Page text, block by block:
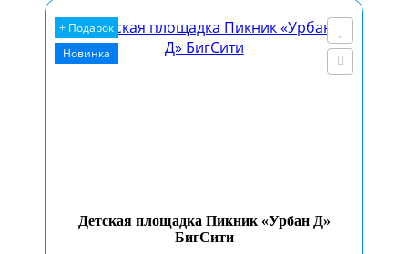
+ Подарок
Новинка
Детская площадка Пикник «Урбан Д»
БигСити